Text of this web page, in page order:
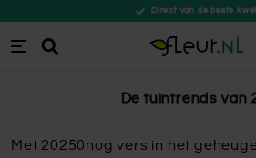
Direct van de beste
Zoeken
De tuintrends van
Met 20250nog vers in het